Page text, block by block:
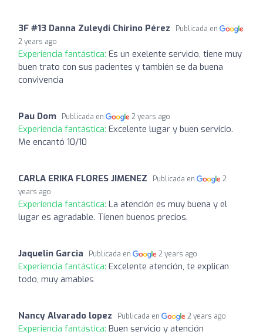
3F #13 Danna Zuleydi Chirino Pérez
Publicada en
2 years ago
Experiencia fantástica: Es un exelente servicio, tiene muy
buen trato con sus pacientes y también se da buena
convivencia
Pau Dom Publicada en 2 years ago
Experiencia fantástica: Excelente lugar y buen servicio.
Me encantó 10/10
CARLA ERIKA FLORES JIMENEZ Publicada en
2
years ago
Experiencia fantástica: La atención es muy buena y el
lugar es agradable. Tienen buenos precios.
Jaquelin Garcia Publicada en 2 years ago
Experiencia fantástica: Excelente atención, te explican
todo, muy amables
Nancy Alvarado lopez Publicada en 2 years ago
Experiencia fantástica: Buen servicio y atención